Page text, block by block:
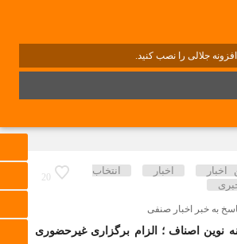
جلالی را نصب کنید.
20
اخبار اخبار
انتخاب
به خبر اخبار صنفی
نوین اصناف ؛ الزام برگزاری غیرحضوری